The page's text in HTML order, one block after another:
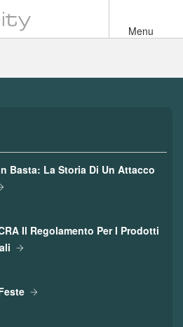
Menu
Basta: La Storia Di Un Attacco
Il Regolamento Per I Prodotti